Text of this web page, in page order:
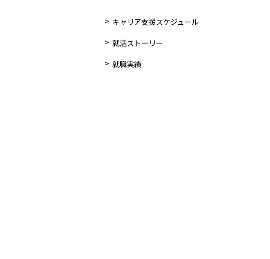
キャリア支援スケジュール
就活ストーリー
就職実績